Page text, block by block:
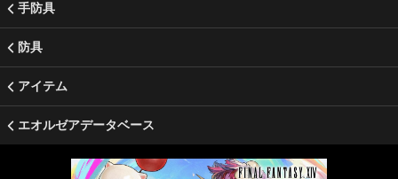
手防具
防具
アイテム
エオルゼアデータベース